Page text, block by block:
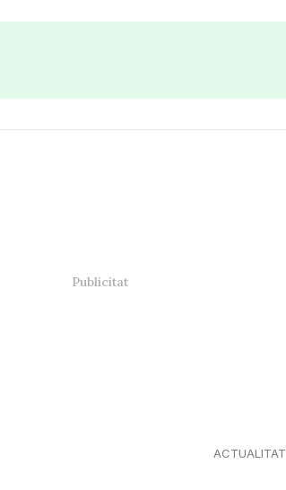
ACTUALITAT